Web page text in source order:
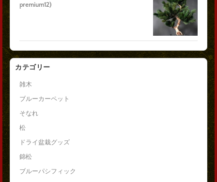
premium12)
カテゴリー
雑木
ブルーカーペット
そなれ
松
ドライ盆栽グッズ
錦松
ブルーパシフィック